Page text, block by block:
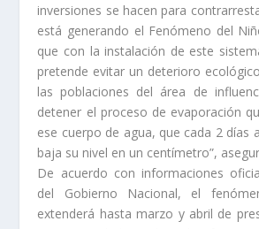
inversiones se hacen para
está generando el Fenómeno del
que con la instalación de este
pretende evitar un deterioro
las poblaciones del área de
detener el proceso de evaporación
ese cuerpo de agua, que cada 2 días
baja su nivel en un centímetro”,
De acuerdo con informaciones
del Gobierno Nacional, el
extenderá hasta marzo y abril de